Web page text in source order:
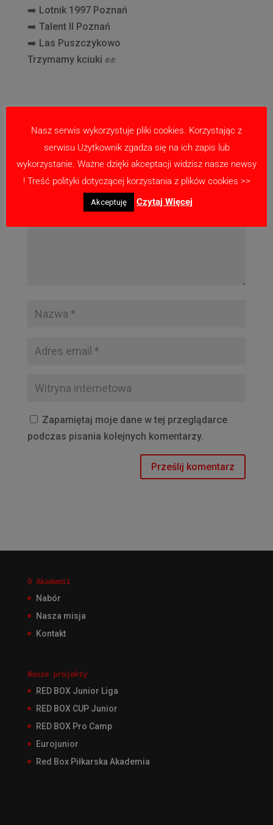
➡️ Lotnik 1997 Poznań
➡️ Talent II Poznań
➡️ Las Puszczykowo
Trzymamy kciuki ✊✊
Prześlij komentarz
Twój adres email nie zostanie opublikowany.
Wymagane pola są oznaczone*
Zapamiętaj moje dane w tej przeglądarce
podczas pisania kolejnych komentarzy.
O Akademii
Nabór
Nasza misja
Kontakt
Nasze projekty
RED BOX Junior Liga
RED BOX CUP Junior
RED BOX Pro Camp
Eurojunior
Red Box Piłkarska Akademia
Nasz serwis wykorzystuje pliki cookies. Korzystając z
serwisu Użytkownik zgadza się na ich zapis lub
wykorzystanie. Ważne dzięki akceptacji widzisz nasze newsy
! Treść polityki dotyczącej korzystania z plików cookies >>
Akceptuję Czytaj Więcej